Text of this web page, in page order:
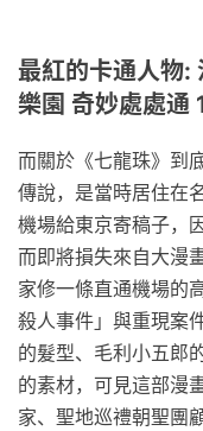
最紅的卡通人物:
樂園 奇妙處處通
而關於《七龍珠》到
傳說，是當時居住在
機場給東京寄稿子，
而即將損失來自大漫
家修一條直通機場的
殺人事件」與重現案
的髮型、毛利小五郎
的素材，可見這部漫
家、聖地巡禮朝聖團